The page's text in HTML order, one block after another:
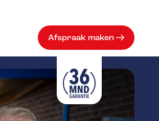
Afspraak maken